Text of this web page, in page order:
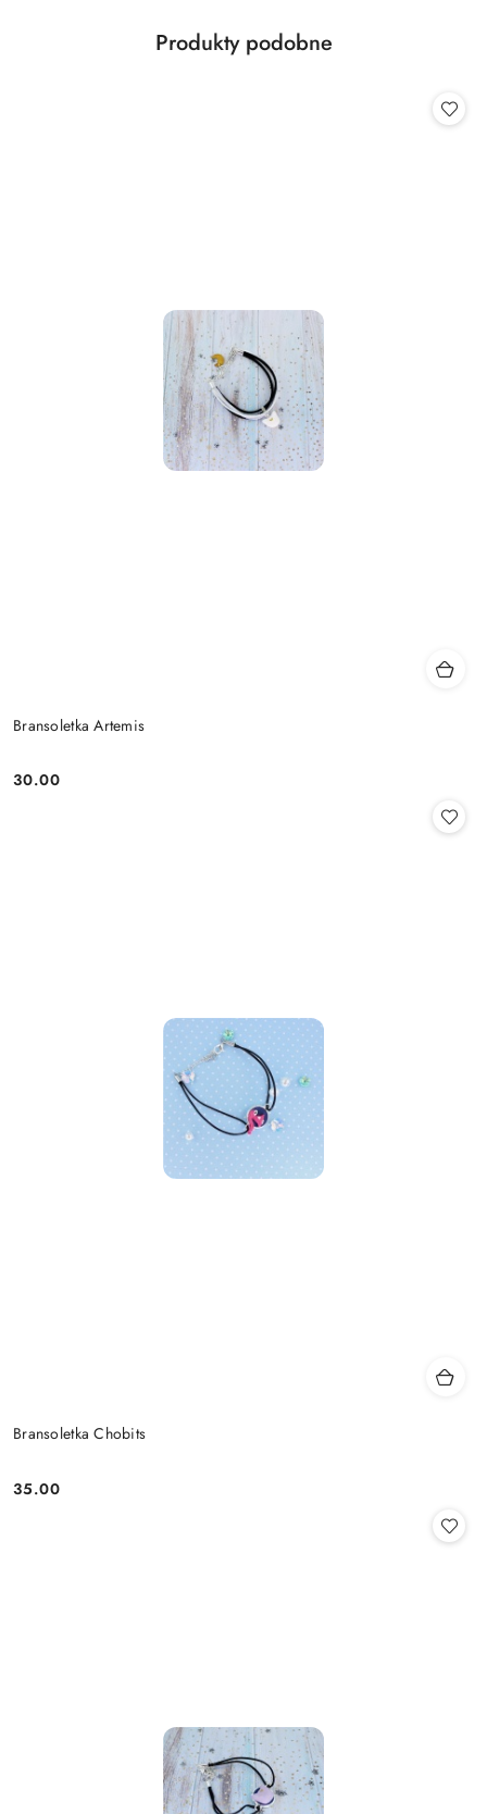
Pomiń karuzelę produktów
Produkty
Produkty podobne
Bransoletka Artemis
Cena:
30.00
Bransoletka Chobits
Cena:
35.00